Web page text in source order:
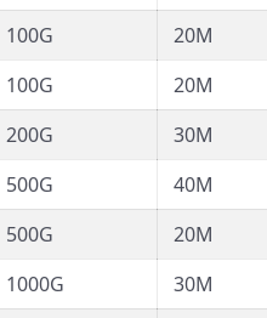
100G 20M
100G 20M
200G 30M
500G 40M
500G 20M
1000G 30M